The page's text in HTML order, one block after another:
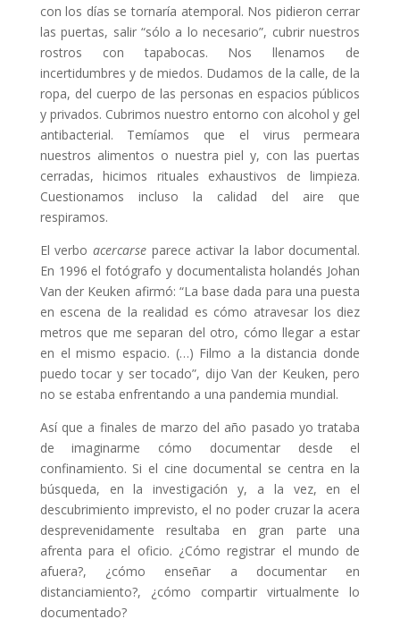
con los días se tornaría atemporal. Nos pidieron cerrar
las puertas, salir “sólo a lo necesario”, cubrir nuestros
rostros con tapabocas. Nos llenamos de
incertidumbres y de miedos. Dudamos de la calle, de la
ropa, del cuerpo de las personas en espacios públicos
y privados. Cubrimos nuestro entorno con alcohol y gel
antibacterial. Temíamos que el virus permeara
nuestros alimentos o nuestra piel y, con las puertas
cerradas, hicimos rituales exhaustivos de limpieza.
Cuestionamos incluso la calidad del aire que
respiramos.
El verboacercarse parece activar la labor documental.
En 1996 el fotógrafo y documentalista holandés Johan
Van der Keuken afirmó: “La base dada para una puesta
en escena de la realidad es cómo atravesar los diez
metros que me separan del otro, cómo llegar a estar
en el mismo espacio. (…) Filmo a la distancia donde
puedo tocar y ser tocado”, dijo Van der Keuken, pero
no se estaba enfrentando a una pandemia mundial.
Así que a finales de marzo del año pasado yo trataba
de imaginarme cómo documentar desde el
confinamiento. Si el cine documental se centra en la
búsqueda, en la investigación y, a la vez, en el
descubrimiento imprevisto, el no poder cruzar la acera
desprevenidamente resultaba en gran parte una
afrenta para el oficio. ¿Cómo registrar el mundo de
afuera?, ¿cómo enseñar a documentar en
distanciamiento?, ¿cómo compartir virtualmente lo
documentado?